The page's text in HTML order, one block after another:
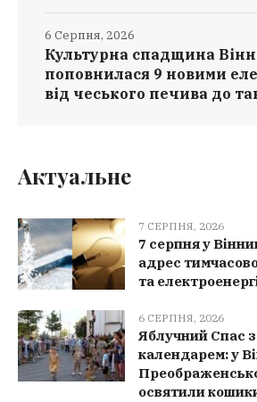
Культурна спадщина
поповнилася 9 новими
від чеського печива до
6 Серпня, 2026
Актуальне
7 СЕРПНЯ, 2026
7 серпня у
адрес
та
6 СЕРПНЯ, 2026
Яблучний Спас
календарем: у
освятили